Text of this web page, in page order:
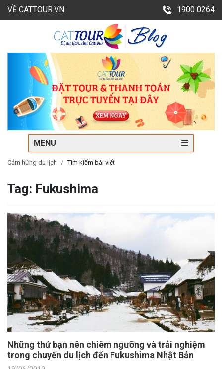
VỀ CATTOUR.VN 1900 0264
MENU
Cảm hứng du lịch Tìm kiếm bài viết
Tag: Fukushima
Những thứ bạn nên chiêm ngưỡng và trải nghiệm
trong chuyến du lịch đến Fukushima Nhật Bản